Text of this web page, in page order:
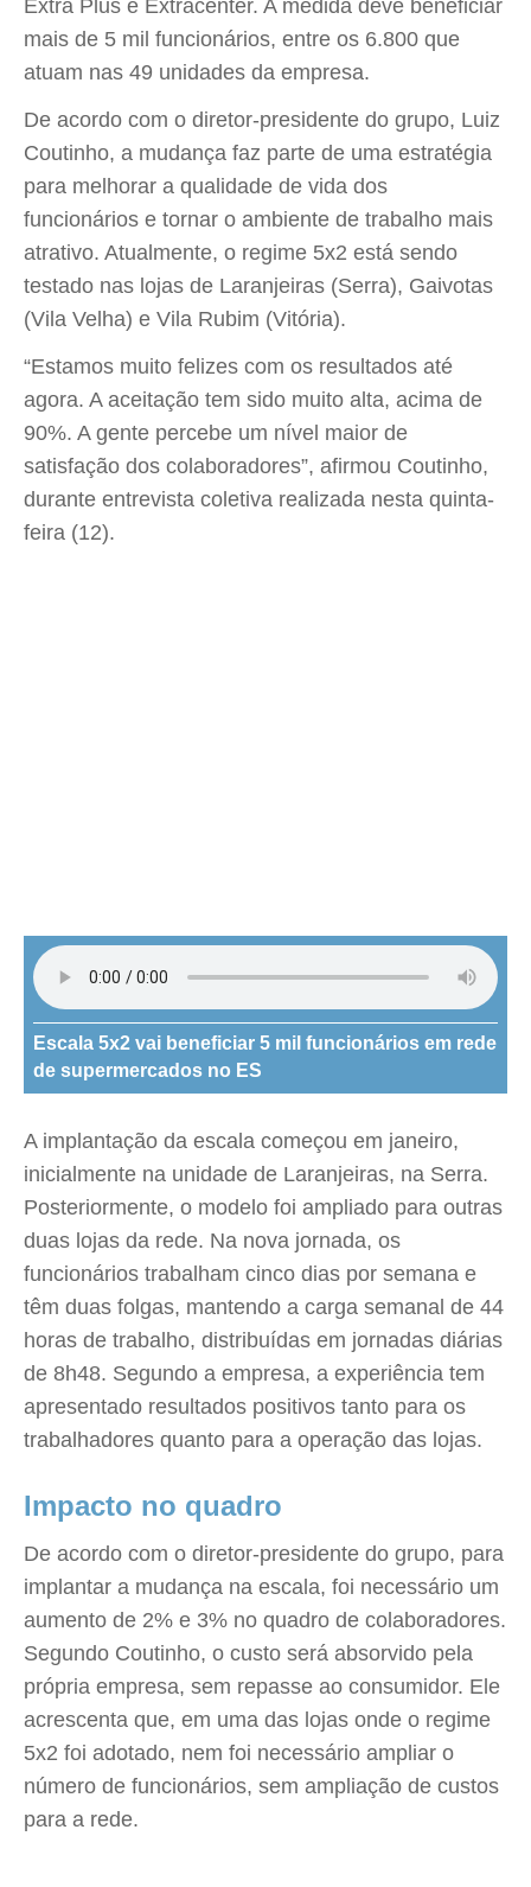
Extra Plus e Extracenter. A medida deve beneficiar
mais de 5 mil funcionários, entre os 6.800 que
atuam nas 49 unidades da empresa.
De acordo com o diretor-presidente do grupo, Luiz
Coutinho, a mudança faz parte de uma estratégia
para melhorar a qualidade de vida dos
funcionários e tornar o ambiente de trabalho mais
atrativo. Atualmente, o regime 5x2 está sendo
testado nas lojas de Laranjeiras (Serra), Gaivotas
(Vila Velha) e Vila Rubim (Vitória).
“Estamos muito felizes com os resultados até
agora. A aceitação tem sido muito alta, acima de
90%. A gente percebe um nível maior de
satisfação dos colaboradores”, afirmou Coutinho,
durante entrevista coletiva realizada nesta quinta-
feira (12).
Escala 5x2 vai beneficiar 5 mil funcionários em rede
de supermercados no ES
A implantação da escala começou em janeiro,
inicialmente na unidade de Laranjeiras, na Serra.
Posteriormente, o modelo foi ampliado para outras
duas lojas da rede. Na nova jornada, os
funcionários trabalham cinco dias por semana e
têm duas folgas, mantendo a carga semanal de 44
horas de trabalho, distribuídas em jornadas diárias
de 8h48. Segundo a empresa, a experiência tem
apresentado resultados positivos tanto para os
trabalhadores quanto para a operação das lojas.
Impacto no quadro
De acordo com o diretor-presidente do grupo, para
implantar a mudança na escala, foi necessário um
aumento de 2% e 3% no quadro de colaboradores.
Segundo Coutinho, o custo será absorvido pela
própria empresa, sem repasse ao consumidor. Ele
acrescenta que, em uma das lojas onde o regime
5x2 foi adotado, nem foi necessário ampliar o
número de funcionários, sem ampliação de custos
para a rede.